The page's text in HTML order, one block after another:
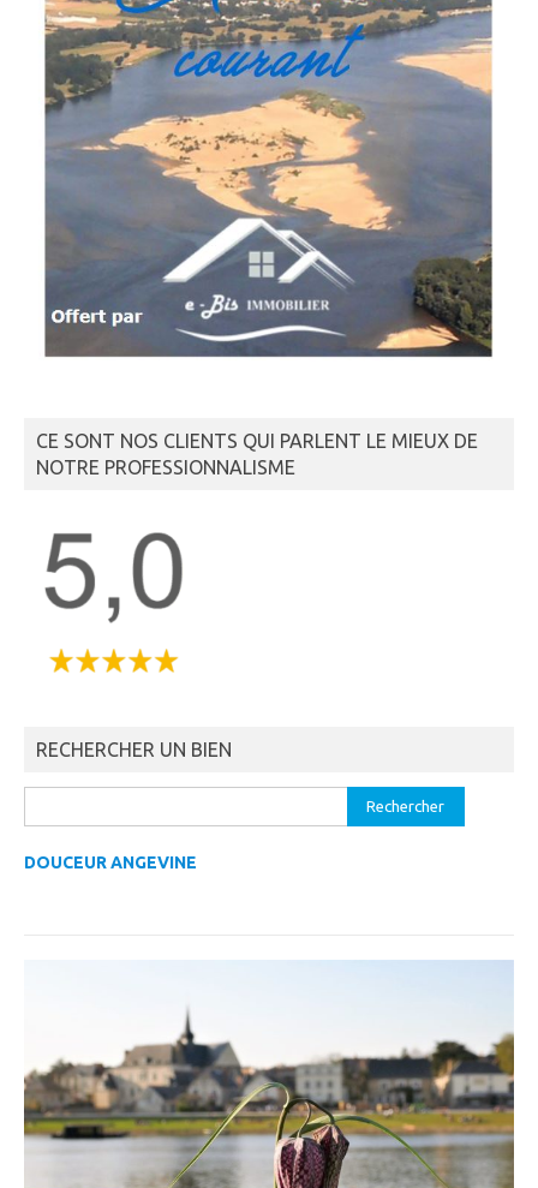
CE SONT NOS CLIENTS QUI PARLENT LE MIEUX DE
NOTRE PROFESSIONNALISME
RECHERCHER UN BIEN
DOUCEUR ANGEVINE